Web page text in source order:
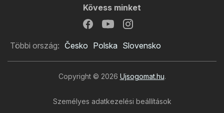
Kövess minket
Többi ország: Česko Polska Slovensko
Copyright © 2026 Ujsogomat.hu.
Személyes adatkezelési beállítások